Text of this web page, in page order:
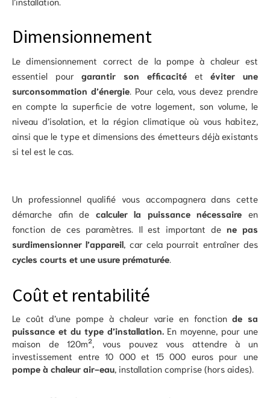
Dimensionnement
Le dimensionnement correct de la pompe à chaleur est
essentiel pourgarantir son efficacitéetéviter une
surconsommation d’énergie. Pour cela, vous devez prendre
en compte la superficie de votre logement, son volume, le
niveau d’isolation, et la région climatique où vous habitez,
ainsi que le type et dimensions des émetteurs déjà existants
si tel est le cas.
Un professionnel qualifié vous accompagnera dans cette
démarche afin de calculer la puissance nécessaire en
fonction de ces paramètres. Il est important dene pas
surdimensionner l’appareil, car cela pourrait entraîner des
cycles courts et une usure prématurée.
Coût et rentabilité
Le coût d’une pompe à chaleur varie en fonctionde sa
puissance et du type d’installation.En moyenne, pour une
maison de 120m², vous pouvez vous attendre à un
investissement entre 10 000 et 15 000 euros pour une
pompe à chaleur air-eau, installation comprise (hors aides).